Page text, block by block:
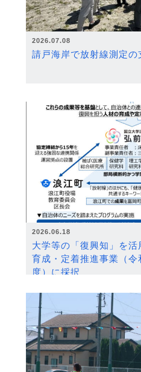
2026.07.08
請戸海岸で放射線測定の
2026.06.18
大学等の「復興知」を
育成・定着推進事業（
度）に採択